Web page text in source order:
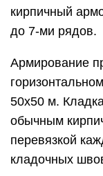
кирпичный
до 7-ми рядов.
Армирование
50х50 м.
обычным
перевязкой
кладочных